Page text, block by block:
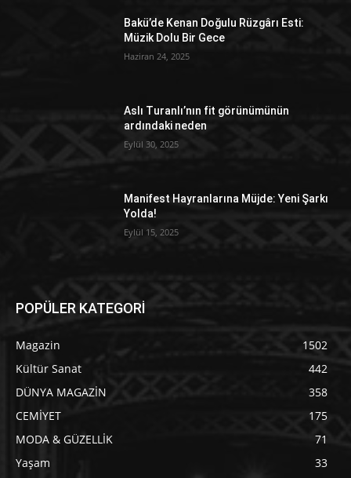
Bakü’de Kenan Doğulu Rüzgârı Esti:
Müzik Dolu Bir Gece
Haziran 24, 2025
Aslı Turanlı’nın fit görünümünün
ardındaki neden
Eylül 30, 2025
Manifest Hayranlarına Müjde: Yeni Şarkı
Yolda!
Eylül 15, 2025
POPÜLER KATEGORİ
Magazin
1502
Kültür Sanat
442
DÜNYA MAGAZİN
358
CEMİYET
175
MODA & GÜZELLİK
71
Yaşam
33